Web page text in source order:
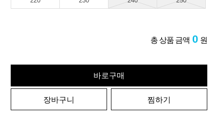
총 상품 금액 0 원
바로구매
장바구니 찜하기